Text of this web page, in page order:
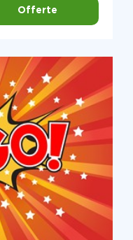
Offerte